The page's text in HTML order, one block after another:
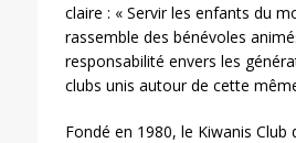
claire : « Servir les enfants du
rassemble des bénévoles
responsabilité envers les
clubs unis autour de cette
Fondé en 1980, le Kiwanis